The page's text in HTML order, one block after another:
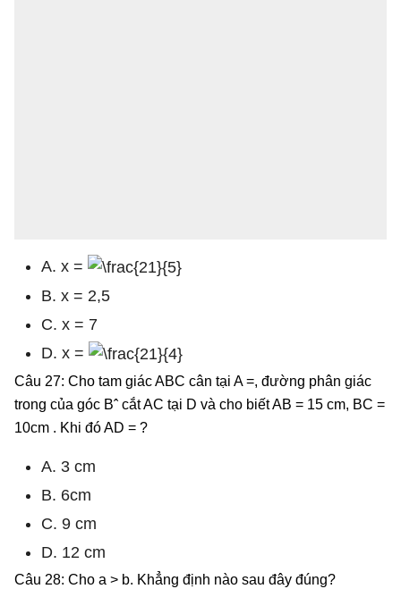
A. x =
B. x = 2,5
C. x = 7
D. x =
Câu 27: Cho tam giác ABC cân tại A =, đường phân giác
trong của góc Bˆ cắt AC tại D và cho biết AB = 15 cm, BC =
10cm . Khi đó AD = ?
A. 3 cm
B. 6cm
C. 9 cm
D. 12 cm
Câu 28: Cho a > b. Khẳng định nào sau đây đúng?